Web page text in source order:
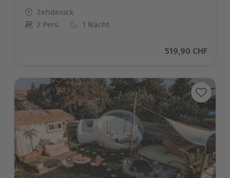
Standort
Zehdenick
Anzahl der Teilnehmer
2 Pers. 1 Nacht
Aktueller Preis
519,90 CHF